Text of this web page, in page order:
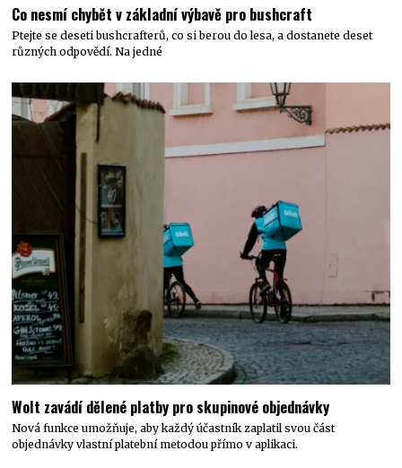
Co nesmí chybět v základní výbavě pro bushcraft
Ptejte se deseti bushcrafterů, co si berou do lesa, a dostanete deset
různých odpovědí. Na jedné
Wolt zavádí dělené platby pro skupinové objednávky
Nová funkce umožňuje, aby každý účastník zaplatil svou část
objednávky vlastní platební metodou přímo v aplikaci.